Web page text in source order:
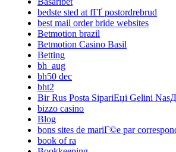
bedste sted at fГҐ postordrebrud
best mail order bride websites
Betmotion brazil
Betmotion Casino Basil
Betting
bh_aug
bh50 dec
bht2
Bir Rus Posta SipariЕџi Gelini
bizzo casino
Blog
bons sites de mariГ©e par
book of ra